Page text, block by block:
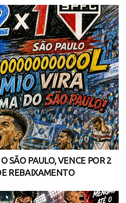
SÃO PAULO, VENCE POR 2
REBAIXAMENTO